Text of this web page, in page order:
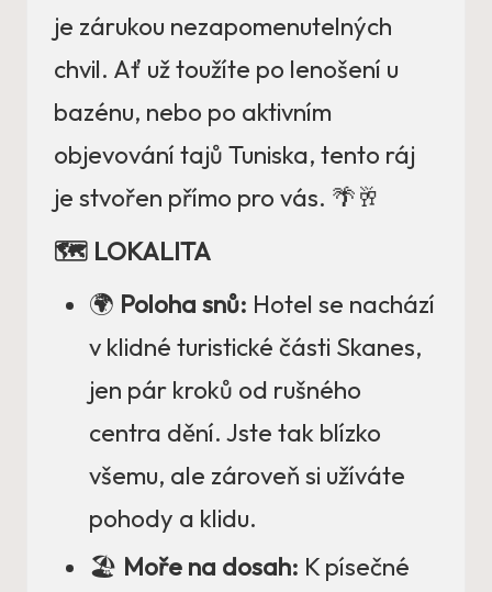
je zárukou nezapomenutelných
chvil. Ať už toužíte po lenošení u
bazénu, nebo po aktivním
objevování tajů Tuniska, tento ráj
je stvořen přímo pro vás. 🌴🥂
🗺️ LOKALITA
🌍 Poloha snů: Hotel se nachází
v klidné turistické části Skanes,
jen pár kroků od rušného
centra dění. Jste tak blízko
všemu, ale zároveň si užíváte
pohody a klidu.
🏖️ Moře na dosah: K písečné